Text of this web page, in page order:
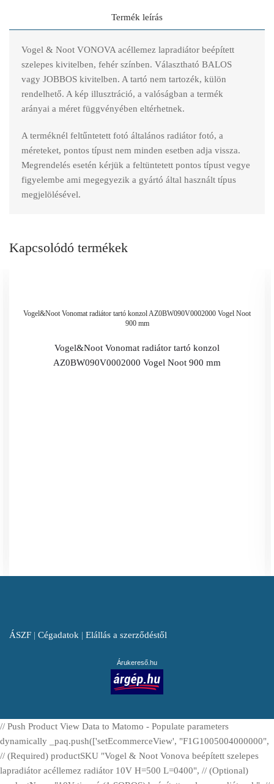
Termék leírás
Vogel & Noot VONOVA acéllemez lapradiátor beépített
szelepes kivitelben, fehér színben. Választható BALOS
vagy JOBBOS kivitelben. A tartó nem tartozék, külön
rendelhető. A kép illusztráció, a valóságban a termék
arányai a méret függvényében eltérhetnek.
A terméknél feltűntetett fotó általános radiátor fotó, a
méreteket, pontos típust nem minden esetben adja vissza.
Megrendelés esetén kérjük a feltüntetett pontos típust vegye
figyelembe ami megegyezik a gyártó által használt típus
megjelölésével.
Kapcsolódó termékek
Vogel&Noot Vonomat radiátor tartó konzol AZ0BW090V0002000 Vogel Noot
900 mm
Vogel&Noot Vonomat radiátor tartó konzol
AZ0BW090V0002000 Vogel Noot 900 mm
ÁSZF | Cégadatok | Elállás a szerződéstől
Árukereső.hu
// Push Product View Data to Matomo - Populate parameters
dynamically _paq.push(['setEcommerceView', "F1G1005004000000",
// (Required) productSKU "Vogel & Noot Vonova beépített szelepes
lapradiátor acéllemez radiátor 10V H=500 L=0400", // (Optional)